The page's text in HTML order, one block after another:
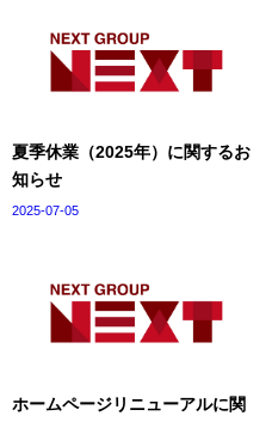
夏季休業（2025年）に関するお
知らせ
2025-07-05
ホームページリニューアルに関